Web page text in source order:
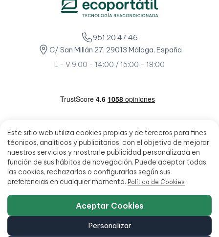
Este sitio web utiliza cookies propias y de terceros para fines
técnicos, analíticos y publicitarios, con el objetivo de mejorar
nuestros servicios y mostrarle publicidad personalizada en
función de sus hábitos de navegación. Puede aceptar todas
las cookies, rechazarlas o configurarlas según sus
preferencias en cualquier momento. Política de Cookies
Personalizar
Aceptar Cookies
951 20 47 46
C/ San Millán 27, 29013 Málaga, España
L - V 9:00 - 14:00 / 15:00 - 18:00